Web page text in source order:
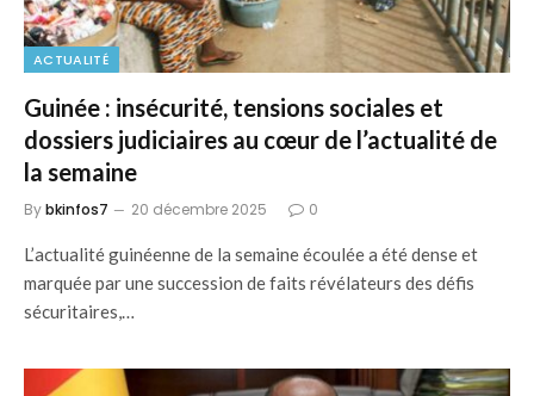
ACTUALITÉ
Guinée : insécurité, tensions sociales et
dossiers judiciaires au cœur de l’actualité de
la semaine
Bybkinfos7 20 décembre 2025 0
L’actualité guinéenne de la semaine écoulée a été dense et
marquée par une succession de faits révélateurs des défis
sécuritaires,…